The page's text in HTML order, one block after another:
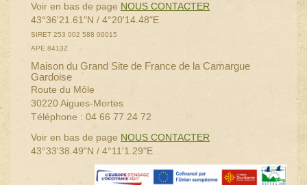
Voir en bas de page NOUS CONTACTER
43°36'21.61"N / 4°20'14.48"E
SIRET 253 002 588 00015
APE 8413Z
Maison du Grand Site de France de la Camargue
Gardoise
Route du Môle
30220 Aigues-Mortes
Téléphone : 04 66 77 24 72
Voir en bas de page NOUS CONTACTER
43°33'38.49"N / 4°11'1.29"E